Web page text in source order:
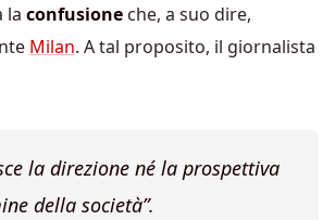
la confusione che, a suo dire,
Milan. A tal proposito, il giornalista
la direzione né la prospettiva
della società”.